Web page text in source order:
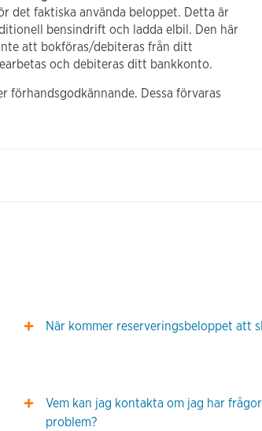
det faktiska använda beloppet. Detta är
bensindrift och ladda elbil. Den här
att bokföras/debiteras från ditt
och debiteras ditt bankkonto.
förhandsgodkännande. Dessa förvaras
När kommer reserveringsbeloppet att
Vem kan jag kontakta om jag har
problem?